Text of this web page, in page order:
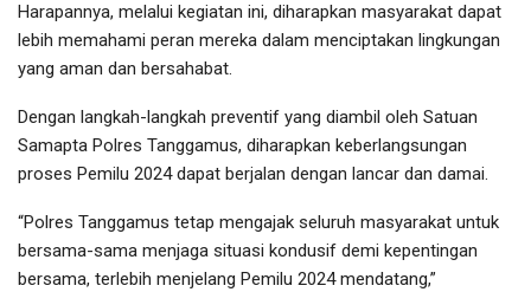
Harapannya, melalui kegiatan ini, diharapkan masyarakat dapat
lebih memahami peran mereka dalam menciptakan lingkungan
yang aman dan bersahabat.
Dengan langkah-langkah preventif yang diambil oleh Satuan
Samapta Polres Tanggamus, diharapkan keberlangsungan
proses Pemilu 2024 dapat berjalan dengan lancar dan damai.
“Polres Tanggamus tetap mengajak seluruh masyarakat untuk
bersama-sama menjaga situasi kondusif demi kepentingan
bersama, terlebih menjelang Pemilu 2024 mendatang,”